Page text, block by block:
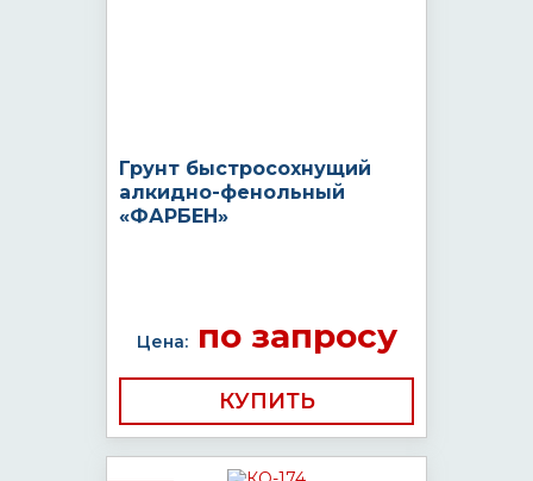
Грунт быстросохнущий
алкидно-фенольный
«ФАРБЕН»
Цена:по запросу
КУПИТЬ